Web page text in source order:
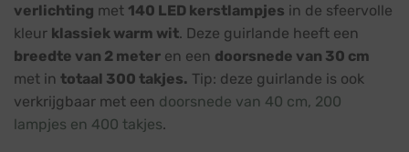
verlichting met 140 LED kerstlampjes in de sfeervolle
kleur klassiek warm wit. Deze guirlande heeft een
breedte van 2 meter en een doorsnede van 30 cm
met in totaal 300 takjes. Tip: deze guirlande is ook
verkrijgbaar met een doorsnede van 40 cm, 200
lampjes en 400 takjes.